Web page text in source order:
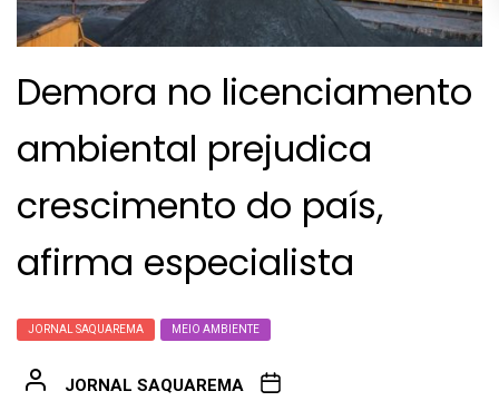
Demora no licenciamento
ambiental prejudica
crescimento do país,
afirma especialista
JORNAL SAQUAREMA MEIO AMBIENTE
JORNAL SAQUAREMA